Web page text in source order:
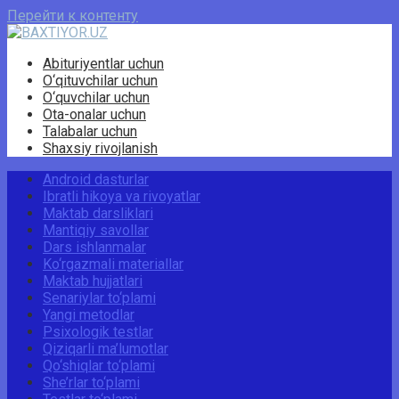
Перейти к контенту
Abituriyentlar uchun
O‘qituvchilar uchun
O‘quvchilar uchun
Ota-onalar uchun
Talabalar uchun
Shaxsiy rivojlanish
Android dasturlar
Ibratli hikoya va rivoyatlar
Maktab darsliklari
Mantiqiy savollar
Dars ishlanmalar
Ko‘rgazmali materiallar
Maktab hujjatlari
Senariylar to‘plami
Yangi metodlar
Psixologik testlar
Qiziqarli ma’lumotlar
Qo‘shiqlar to‘plami
She’rlar to‘plami